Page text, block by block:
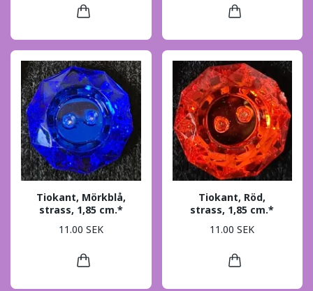
Tiokant, Mörkblå,
strass, 1,85 cm.*
11.00 SEK
Tiokant, Röd,
strass, 1,85 cm.*
11.00 SEK